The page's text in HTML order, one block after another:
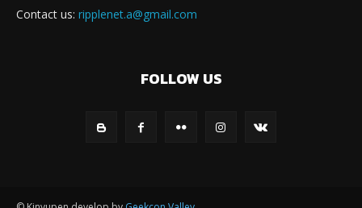
Contact us: ripplenet.a@gmail.com
FOLLOW US